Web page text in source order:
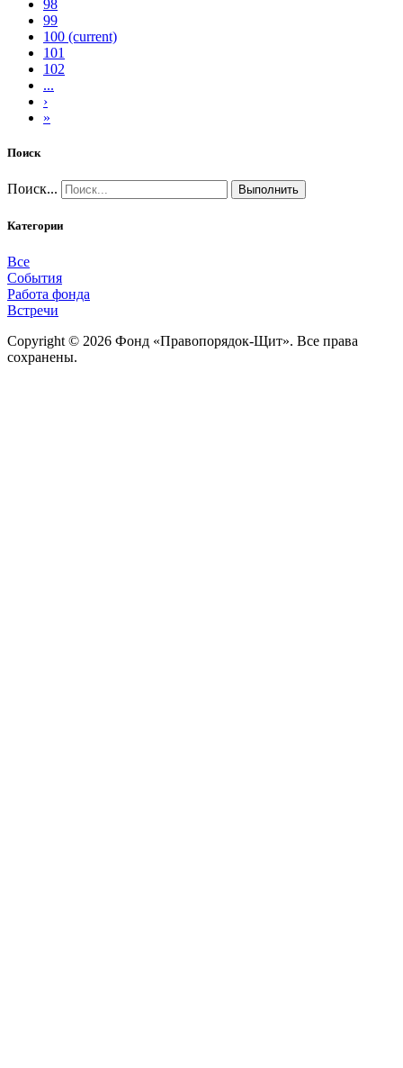
98
99
100 (current)
101
102
...
›
»
Поиск
Поиск... Выполнить
Категории
Все
События
Работа фонда
Встречи
Copyright © 2026 Фонд «Правопорядок-Щит». Все права
сохранены.